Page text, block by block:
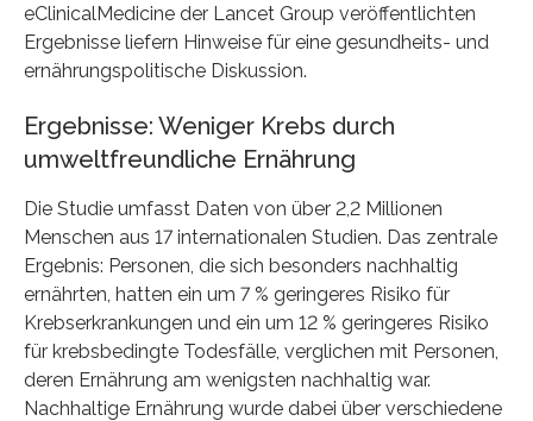
eClinicalMedicine der Lancet Group veröffentlichten
Ergebnisse liefern Hinweise für eine gesundheits- und
ernährungspolitische Diskussion.
Ergebnisse: Weniger Krebs durch
umweltfreundliche Ernährung
Die Studie umfasst Daten von über 2,2 Millionen
Menschen aus 17 internationalen Studien. Das zentrale
Ergebnis: Personen, die sich besonders nachhaltig
ernährten, hatten ein um 7 % geringeres Risiko für
Krebserkrankungen und ein um 12 % geringeres Risiko
für krebsbedingte Todesfälle, verglichen mit Personen,
deren Ernährung am wenigsten nachhaltig war.
Nachhaltige Ernährung wurde dabei über verschiedene